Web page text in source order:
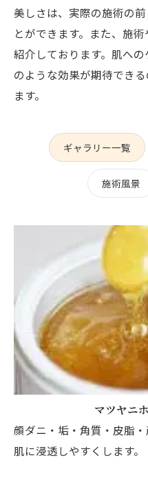
美しさは、実際の施術の
とができます。また、施
紹介しております。肌へ
のような効果が期待でき
ます。
ギャラリー一覧
施術風景
マツヤニ
顔ダニ・垢・角質・皮脂
肌に浸透しやすくします。